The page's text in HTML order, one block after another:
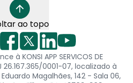
ao topo
à KONSI APP SERVICOS DE
26.167.365/0001-07, localizado à
Magalhães, 142 - Sala 06,